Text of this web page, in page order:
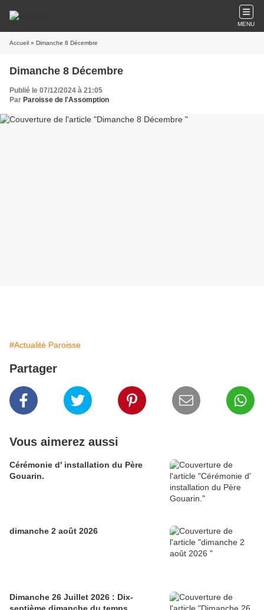
MENU
Accueil » Dimanche 8 Décembre
Dimanche 8 Décembre
Publié le 07/12/2024 à 21:05
Par Paroisse de l'Assomption
#Actualité Paroisse
Partager
Vous aimerez aussi
Cérémonie d' installation du Père
Gouarin.
dimanche 2 août 2026
Dimanche 26 Juillet 2026 : Dix-